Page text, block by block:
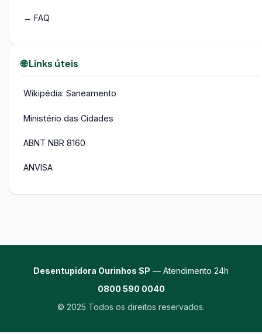
→ FAQ
🌐 Links úteis
Wikipédia: Saneamento
Ministério das Cidades
ABNT NBR 8160
ANVISA
Desentupidora Ourinhos SP — Atendimento 24h
0800 590 0040
© 2025 Todos os direitos reservados.